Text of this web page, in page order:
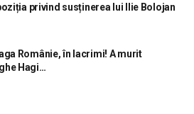
privind susținerea lui Ilie Bolojan
Românie, în lacrimi! A murit
Hagi…